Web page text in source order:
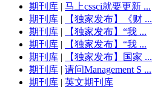
期刊库 | 马上cssci就要更新 ...
期刊库 |
【独家发布】《财 ...
期刊库 |
【独家发布】“我 ...
期刊库 |
【独家发布】“我 ...
期刊库 |
【独家发布】国家 ...
期刊库 | 请问Management S ...
期刊库 | 英文期刊库